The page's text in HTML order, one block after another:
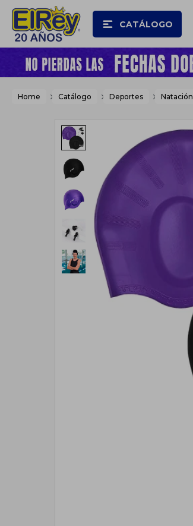
CATÁLOGO
Home Catálogo Deportes Natación